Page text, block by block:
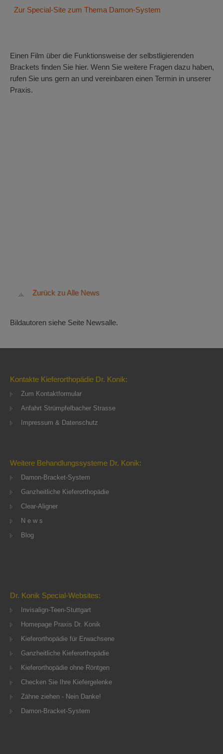
Zur Special-Site zum Thema Damon-System
Einen Film über die Funktionsweise der selbstligierenden
Brackets finden Sie hier. Wenn Sie weitere Fragen dazu haben,
rufen Sie uns gern an und vereinbaren einen Termin in unserer
Praxis.
Zurück zu Alle News
Bildautoren siehe Seite Newsalle.
Kontakte Kieferorthopädie Dr. Konik:
Zum Kontaktformular
Anfahrt Strümpfelbacher Strasse
Impressum & Datenschutz
Weitere Behandlungssysteme Dr. Konik:
Damon-Bracket-System
Ganzheitliche Kieferorthopädie
Clear-Aligner
N e w s
Blog
Dr. Konik Special-Websites:
Invisalign-Teen-Stuttgart
Homepage Praxis Dr. Konik
Kieferorthopädie für Erwachsene
Ganzheitliche Kieferorthopädie
Kieferorthopädie ohne Röntgen
Checken Sie Ihre Kiefergelenke
Zähne ziehen - Nein Danke!
Damon-Bracket-System